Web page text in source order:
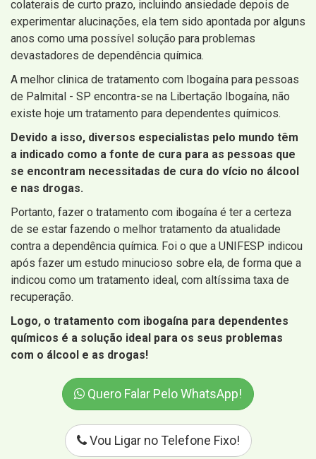
colaterais de curto prazo, incluindo ansiedade depois de
experimentar alucinações, ela tem sido apontada por alguns
anos como uma possível solução para problemas
devastadores de dependência química.
A melhor clinica de tratamento com Ibogaína para pessoas
de Palmital - SP encontra-se na Libertação Ibogaína, não
existe hoje um tratamento para dependentes químicos.
Devido a isso, diversos especialistas pelo mundo têm
a indicado como a fonte de cura para as pessoas que
se encontram necessitadas de cura do vício no álcool
e nas drogas.
Portanto, fazer o tratamento com ibogaína é ter a certeza
de se estar fazendo o melhor tratamento da atualidade
contra a dependência química. Foi o que a UNIFESP indicou
após fazer um estudo minucioso sobre ela, de forma que a
indicou como um tratamento ideal, com altíssima taxa de
recuperação.
Logo, o tratamento com ibogaína para dependentes
químicos é a solução ideal para os seus problemas
com o álcool e as drogas!
Quero Falar Pelo WhatsApp!
Vou Ligar no Telefone Fixo!